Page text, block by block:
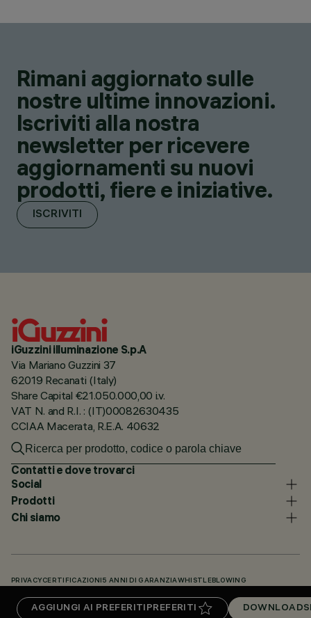
AGGIUNGI AI PREFERITI PREFERITI DOWNLOADS
Rimani aggiornato sulle
nostre ultime innovazioni.
Iscriviti alla nostra
newsletter per ricevere
aggiornamenti su nuovi
prodotti, fiere e iniziative.
ISCRIVITI
iGuzzini illuminazione S.p.A
Via Mariano Guzzini 37
62019 Recanati (Italy)
Share Capital €21.050.000,00 i.v.
VAT N. and R.I. : (IT)00082630435
CCIAA Macerata, R.E.A. 40632
Contatti e dove trovarci
Social
Prodotti
Chi siamo
PRIVACY CERTIFICAZIONI 5 ANNI DI GARANZIAWHISTLEBLOWING
KNOWLEDGE BASE (LOGIN NECESSARIO)DOWNLOADS